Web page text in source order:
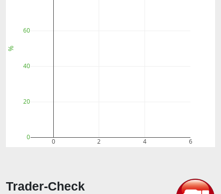
0 2 4 6
0
20
40
60
%
Trader-Check